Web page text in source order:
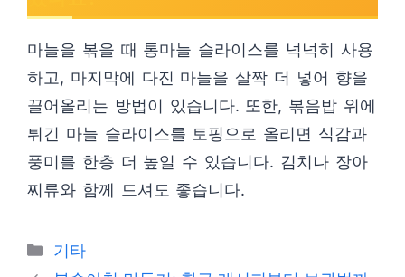
마늘을 볶을 때 통마늘 슬라이스를 넉넉히 사용
하고, 마지막에 다진 마늘을 살짝 더 넣어 향을
끌어올리는 방법이 있습니다. 또한, 볶음밥 위에
튀긴 마늘 슬라이스를 토핑으로 올리면 식감과
풍미를 한층 더 높일 수 있습니다. 김치나 장아
찌류와 함께 드셔도 좋습니다.
Categories
기타